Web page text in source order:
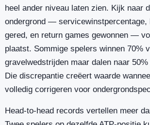
heel ander niveau laten zien. Kijk naar
ondergrond — servicewinstpercentage,
gered, en return games gewonnen —
plaatst. Sommige spelers winnen 70%
gravelwedstrijden maar dalen naar
Die discrepantie creëert waarde
volledig corrigeren voor
Head-to-head records vertellen meer